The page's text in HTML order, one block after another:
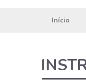
Início